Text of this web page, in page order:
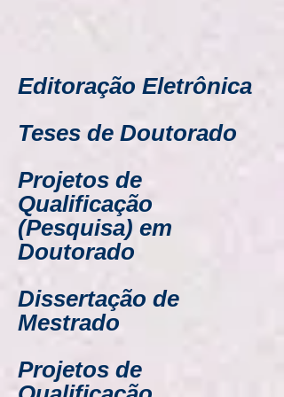
Editoração Eletrônica
Teses de Doutorado
Projetos de
Qualificação
(Pesquisa) em
Doutorado
Dissertação de
Mestrado
Projetos de